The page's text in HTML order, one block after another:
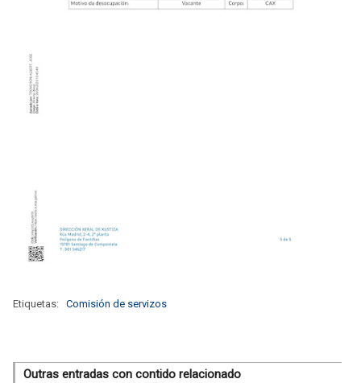
Etiquetas: Comisión de servizos
Outras entradas con contido relacionado